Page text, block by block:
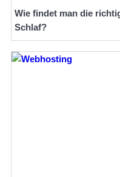
Wie findet man die
Schlaf?